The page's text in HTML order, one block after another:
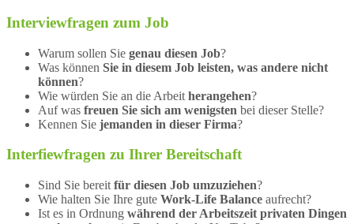
Interviewfragen zum Job
Warum sollen Sie genau diesen Job?
Was können Sie in diesem Job leisten, was andere nicht
können?
Wie würden Sie an die Arbeit herangehen?
Auf was freuen Sie sich am wenigsten bei dieser Stelle?
Kennen Sie jemanden in dieser Firma?
Interfiewfragen zu Ihrer Bereitschaft
Sind Sie bereit für diesen Job umzuziehen?
Wie halten Sie Ihre gute Work-Life Balance aufrecht?
Ist es in Ordnung während der Arbeitszeit privaten Dingen